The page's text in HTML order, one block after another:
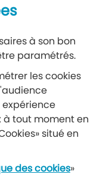
Facebook
à son bon
paramétrés.
les cookies
à tout moment en
situé en
des cookies»